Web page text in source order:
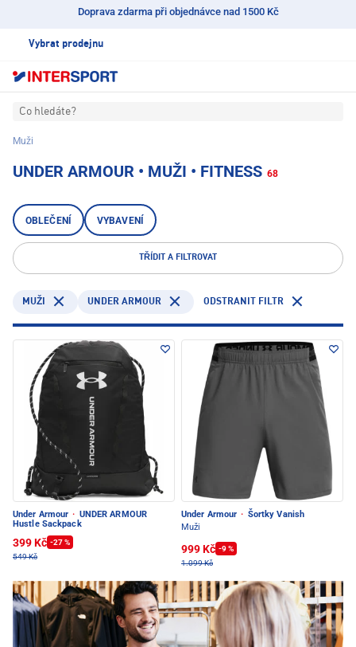
Doprava zdarma při objednávce nad 1500 Kč
Vybrat prodejnu
Co hledáte?
Muži
UNDER ARMOUR • MUŽI • FITNESS 68
OBLEČENÍ VYBAVENÍ
TŘÍDIT A FILTROVAT
MUŽI UNDER ARMOUR ODSTRANIT FILTR
Under Armour · UNDER ARMOUR
Hustle Sackpack
399 Kč -27 %
549 Kč
Under Armour · Šortky Vanish
Muži
999 Kč -9 %
1.099 Kč